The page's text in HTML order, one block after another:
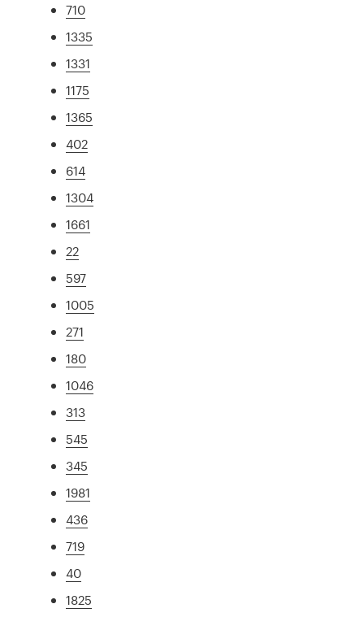
710
1335
1331
1175
1365
402
614
1304
1661
22
597
1005
271
180
1046
313
545
345
1981
436
719
40
1825